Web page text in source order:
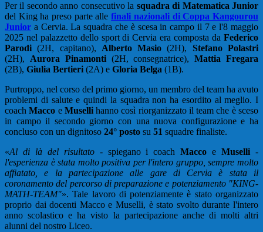
Per il secondo anno consecutivo la squadra di Matematica Junior
del King ha preso parte allefinali nazionali di Coppa Kangourou
Junior a Cervia. La squadra che è scesa in campo il 7 e l'8 maggio
2025 nel palazzetto dello sport di Cervia era composta da Federico
Parodi (2H, capitano), Alberto Masio (2H), Stefano Polastri
(2H), Aurora Pinamonti(2H, consegnatrice),Mattia Fregara
(2B), Giulia Bertieri (2A) e Gloria Belga (1B).
Purtroppo, nel corso del primo giorno, un membro del team ha avuto
problemi di salute e quindi la squadra non ha esordito al meglio. I
coachMacco e Musellihanno così riorganizzato il team che è sceso
in campo il secondo giorno con una nuova configurazione e ha
concluso con un dignitoso 24° posto su 51 squadre finaliste.
«Al di là del risultato- spiegano i coachMacco eMuselli -
l'esperienza è stata molto positiva per l'intero gruppo, sempre molto
affiatato, e la partecipazione alle gare di Cervia è stata il
coronamento del percorso di preparazione e potenziamento "KING-
MATH-TEAM"». Tale lavoro di potenziamente è stato organizzato
proprio dai docenti Macco e Muselli, è stato svolto durante l'intero
anno scolastico e ha visto la partecipazione anche di molti altri
alunni del nostro Liceo.